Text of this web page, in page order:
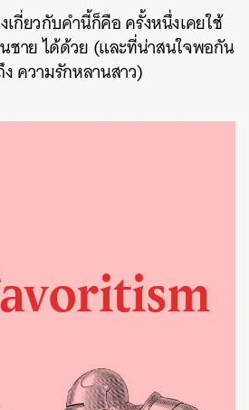
กี่ยวกับคำนี้ก็คือ ครั้งหนึ่งเคยใช้
ชาย ได้ด้วย (และที่น่าสนใจพอกัน
ความรักหลานสาว)